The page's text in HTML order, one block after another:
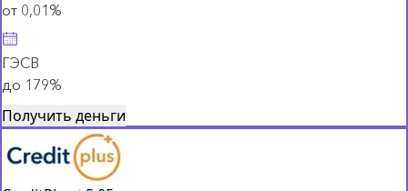
от 0,01%
ГЭСВ
до 179%
Получить деньги